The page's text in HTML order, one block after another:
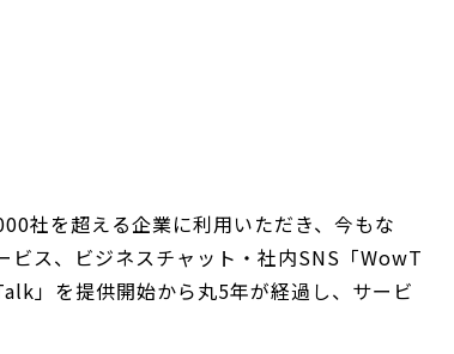
社を超える企業に利用いただき、今もな
ビス、ビジネスチャット・社内SNS「WowT
」を提供開始から丸5年が経過し、サービ